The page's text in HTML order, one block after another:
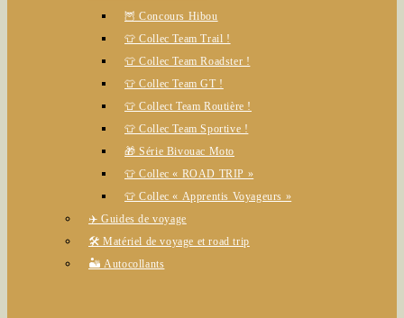
🦉 Concours Hibou
👕 Collec Team Trail !
👕 Collec Team Roadster !
👕 Collec Team GT !
👕 Collect Team Routière !
👕 Collec Team Sportive !
🎁 Série Bivouac Moto
👕 Collec « ROAD TRIP »
👕 Collec « Apprentis Voyageurs »
✈️ Guides de voyage
🛠️ Matériel de voyage et road trip
🏜️ Autocollants